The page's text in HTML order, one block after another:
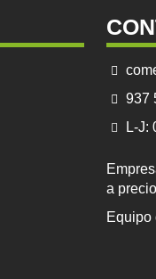
937
L-J:
a
Equipo